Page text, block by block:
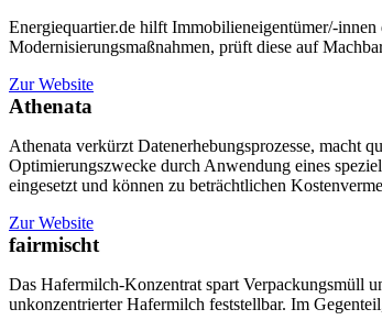
Energiequartier.de hilft Immobilieneigentümer/-
Modernisierungsmaßnahmen, prüft diese auf
Zur Website
Athenata
Athenata verkürzt Datenerhebungsprozesse, macht
Optimierungszwecke durch Anwendung eines
eingesetzt und können zu beträchtlichen
Zur Website
fairmischt
Das Hafermilch-Konzentrat spart Verpackungsmüll
unkonzentrierter Hafermilch feststellbar. Im